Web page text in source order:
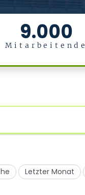
9.000
Mitarbeitende
Letzter Monat